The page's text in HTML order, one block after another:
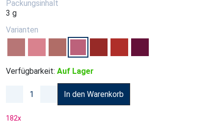
Packungsinhalt
3 g
Varianten
Verfügbarkeit: Auf Lager
In den Warenkorb
182x